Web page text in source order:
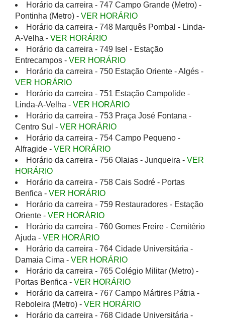
Horário da carreira - 747 Campo Grande (Metro) -
Pontinha (Metro) - VER HORÁRIO
Horário da carreira - 748 Marquês Pombal - Linda-
A-Velha - VER HORÁRIO
Horário da carreira - 749 Isel - Estação
Entrecampos - VER HORÁRIO
Horário da carreira - 750 Estação Oriente - Algés -
VER HORÁRIO
Horário da carreira - 751 Estação Campolide -
Linda-A-Velha - VER HORÁRIO
Horário da carreira - 753 Praça José Fontana -
Centro Sul - VER HORÁRIO
Horário da carreira - 754 Campo Pequeno -
Alfragide - VER HORÁRIO
Horário da carreira - 756 Olaias - Junqueira - VER
HORÁRIO
Horário da carreira - 758 Cais Sodré - Portas
Benfica - VER HORÁRIO
Horário da carreira - 759 Restauradores - Estação
Oriente - VER HORÁRIO
Horário da carreira - 760 Gomes Freire - Cemitério
Ajuda - VER HORÁRIO
Horário da carreira - 764 Cidade Universitária -
Damaia Cima - VER HORÁRIO
Horário da carreira - 765 Colégio Militar (Metro) -
Portas Benfica - VER HORÁRIO
Horário da carreira - 767 Campo Mártires Pátria -
Reboleira (Metro) - VER HORÁRIO
Horário da carreira - 768 Cidade Universitária -